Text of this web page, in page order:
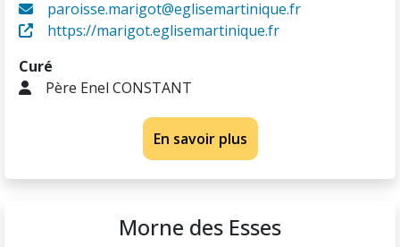
paroisse.marigot@eglisemartinique.fr
https://marigot.eglisemartinique.fr
Curé
Père Enel CONSTANT
En savoir plus
Morne des Esses